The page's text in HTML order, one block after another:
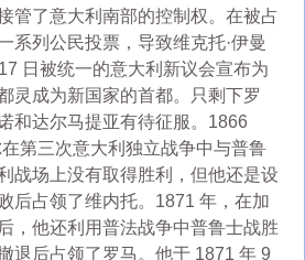
管了意大利南部的控制权。在被占
系列公民投票，导致维克托·伊曼
日被统一的意大利新议会宣布为
灵成为新国家的首都。只剩下罗
和达尔马提亚有待征服。1866
第三次意大利独立战争中与普鲁
战场上没有取得胜利，但他还是设
后占领了维内托。1871 年，在加
，他还利用普法战争中普鲁士战胜
退后占领了罗马。他于 1871 年 9